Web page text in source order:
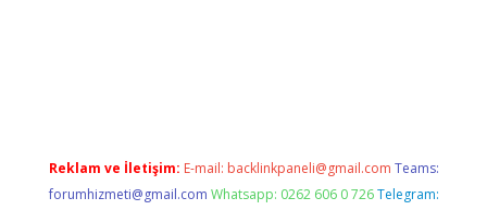
Reklam ve İletişim: E-mail: backlinkpaneli@gmail.com Teams:
forumhizmeti@gmail.com Whatsapp: 0262 606 0 726 Telegram: